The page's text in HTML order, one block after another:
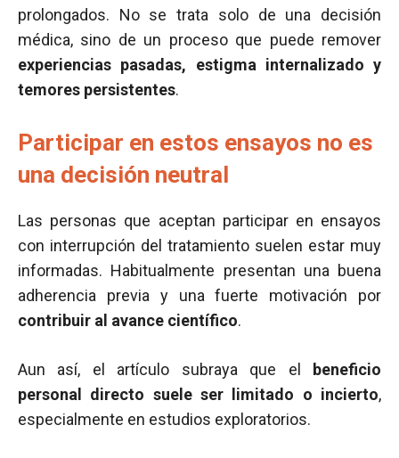
prolongados. No se trata solo de una decisión
médica, sino de un proceso que puede remover
experiencias pasadas, estigma internalizado y
temores persistentes.
Participar en estos ensayos no es
una decisión neutral
Las personas que aceptan participar en ensayos
con interrupción del tratamiento suelen estar muy
informadas. Habitualmente presentan una buena
adherencia previa y una fuerte motivación por
contribuir al avance científico.
Aun así, el artículo subraya que el
beneficio
personal directo suele ser limitado o incierto,
especialmente en estudios exploratorios.